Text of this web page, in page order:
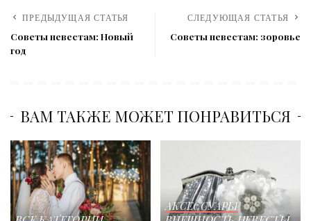
ПРЕДЫДУЩАЯ СТАТЬЯ
Советы невестам: Новый
год
СЛЕДУЮЩАЯ СТАТЬЯ
Советы невестам: зоровье
ВАМ ТАКЖЕ МОЖЕТ ПОНРАВИТЬСЯ
АКСЕССУАРЫ